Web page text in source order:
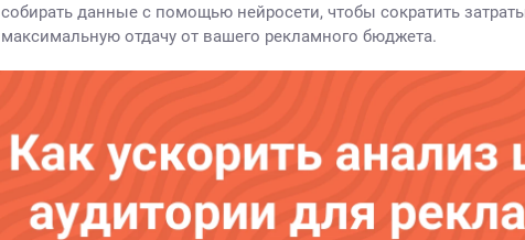
собирать данные с помощью нейросети, чтобы сократить
максимальную отдачу от вашего рекламного бюджета.